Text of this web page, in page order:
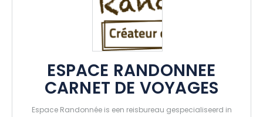
ESPACE RANDONNEE
CARNET DE VOYAGES
Espace Randonnée is een reisbureau gespecialiseerd in